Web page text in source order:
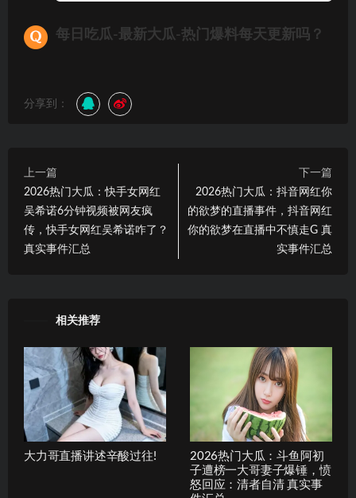
每日吃瓜-最新大瓜-热门爆料每天更新吗？
分享到：
上一篇
2026热门大瓜：快手女网红
吴希诺6分钟视频被网友疯
传，快手女网红吴希诺咋了？
真实事件汇总
下一篇
2026热门大瓜：抖音网红你
的欲梦的直播事件，抖音网红
你的欲梦在直播中不慎走G 真
实事件汇总
相关推荐
大力哥直播讲述辛酸过往!
2026热门大瓜：斗鱼阿初
子遭榜一大哥妻子爆锤，愤
怒回应：清者自清 真实事